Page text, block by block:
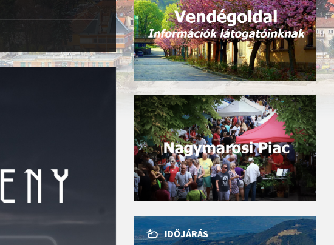
IDŐJÁRÁS